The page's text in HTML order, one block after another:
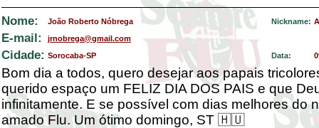
Nome: João Roberto Nóbrega Nickname:
E-mail: jrnobrega@gmail.com
Cidade: Sorocaba-SP Data:
Bom dia a todos, quero desejar aos papais
querido espaço um FELIZ DIA DOS PAIS e que
infinitamente. E se possível com dias melhores do
amado Flu. Um ótimo domingo, ST 🇭🇺